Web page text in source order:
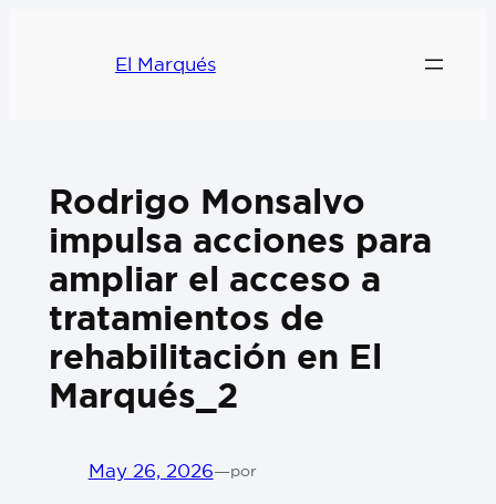
El Marqués
Rodrigo Monsalvo
impulsa acciones para
ampliar el acceso a
tratamientos de
rehabilitación en El
Marqués_2
May 26, 2026—por